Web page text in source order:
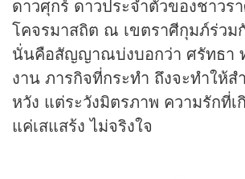
ดาวศุกร์ ดาวประจำตัวของชาวร
โคจรมาสถิต ณ เขตราศีกุมภ์ร่วม
นั่นคือสัญญาณบ่งบอกว่า ศรัทธา
งาน ภารกิจที่กระทำ ถึงจะทำให้ส
หวัง แต่ระวังมิตรภาพ ความรักที่
แค่เสแสร้ง ไม่จริงใจ